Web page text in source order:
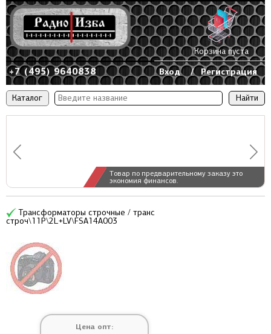
Каталог
Товар по предварительному заказу это
экономия финансов.
+7 (495) 9640838 Вход / Регистрация
Корзина пуста
Трансформаторы строчные / транс
строч\11P\2L+LV\FSA14A003
Цена опт: